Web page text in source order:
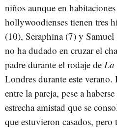
niños aunque en
hollywoodienses tienen tres
(10), Seraphina (7) y
no ha dudado en cruzar el
padre durante el rodaje de La
Londres durante este
entre la pareja, pese a
estrecha amistad que se
que estuvieron casados, pero